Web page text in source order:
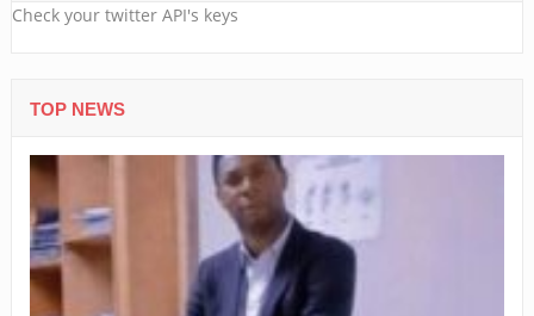
Check your twitter API's keys
TOP NEWS